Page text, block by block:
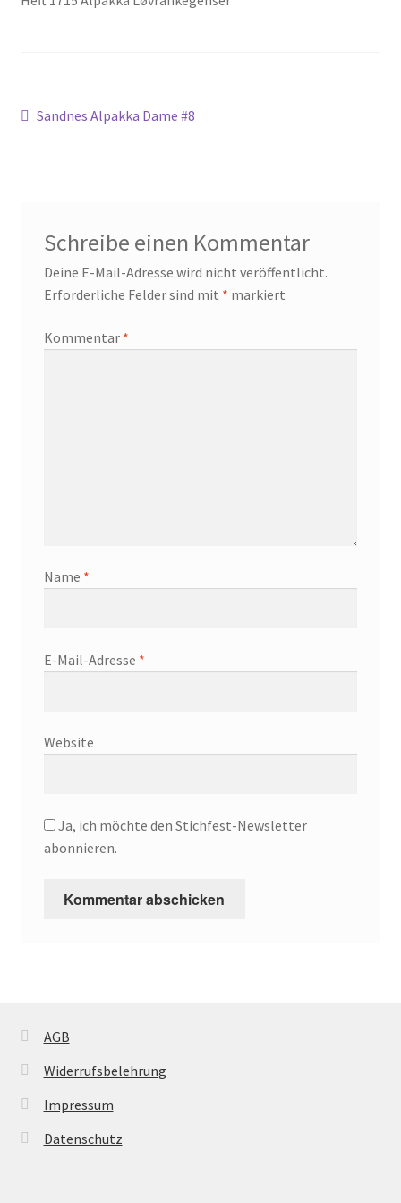
Beitragsnavigation
Vorheriger
Sandnes Alpakka Dame #8
Schreibe einen Kommentar
Deine E-Mail-Adresse wird nicht veröffentlicht.
Erforderliche Felder sind mit * markiert
Kommentar *
Name *
E-Mail-Adresse *
Website
Ja, ich möchte den Stichfest-Newsletter
abonnieren.
AGB
Widerrufsbelehrung
Impressum
Datenschutz